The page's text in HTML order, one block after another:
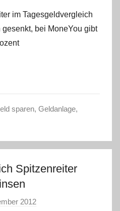
n
L
im Tagesgeldvergleich
bei MoneYou gibt
sparen, Geldanlage,
Spitzenreiter
2012